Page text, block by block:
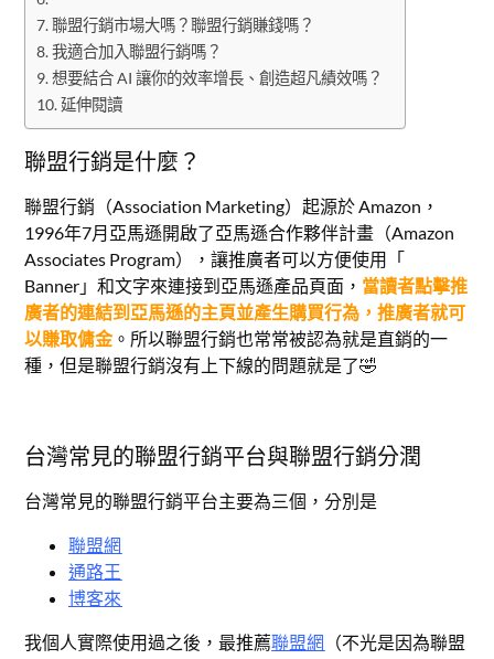
聯盟行銷市場大嗎？聯盟行銷賺錢嗎？
我適合加入聯盟行銷嗎？
想要結合 AI 讓你的效率增長、創造超凡績效嗎？
延伸閱讀
聯盟行銷是什麼？
聯盟行銷（Association Marketing）起源於 Amazon，
1996年7月亞馬遜開啟了亞馬遜合作夥伴計畫（Amazon
Associates Program），讓推廣者可以方便使用「
Banner」和文字來連接到亞馬遜產品頁面， 當讀者點擊推
廣者的連結到亞馬遜的主頁並產生購買行為，推廣者就可
以賺取傭金。所以聯盟行銷也常常被認為就是直銷的一
種，但是聯盟行銷沒有上下線的問題就是了🤣
台灣常見的聯盟行銷平台與聯盟行銷分潤
台灣常見的聯盟行銷平台主要為三個，分別是
聯盟網
通路王
博客來
我個人實際使用過之後，最推薦聯盟網 （不光是因為聯盟